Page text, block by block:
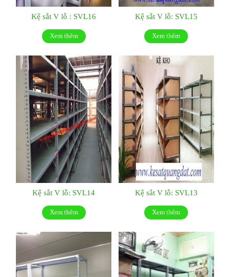
Kệ sắt V lỗ : SVL16
Xem thêm
Kệ sắt V lỗ: SVL15
Xem thêm
Kệ sắt V lỗ: SVL14
Xem thêm
Kệ sắt V lỗ: SVL13
Xem thêm